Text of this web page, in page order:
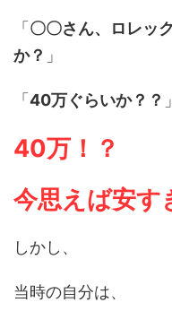
「〇〇さん、ロレッ
か？ 」
「40万ぐらいか？？ 」
40万！？
今思えば安す
しかし、
当時の自分は、